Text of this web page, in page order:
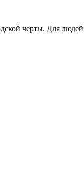
черты. Для